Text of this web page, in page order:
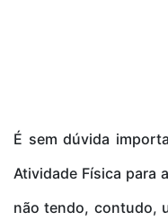
É sem dúvida
Atividade Física para
não tendo, contudo,